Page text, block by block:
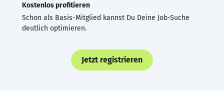
Kostenlos profitieren
Schon als Basis-Mitglied kannst Du Deine Job-Suche
deutlich optimieren.
Jetzt registrieren